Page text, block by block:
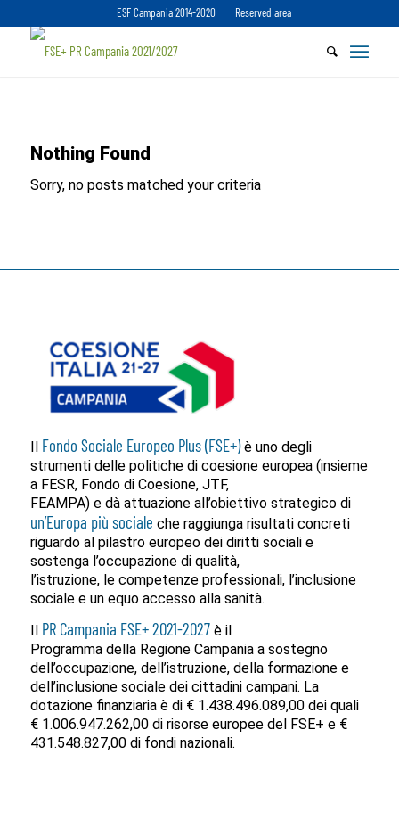
ESF Campania 2014-2020 Reserved area
Nothing Found
Sorry, no posts matched your criteria
Il Fondo Sociale Europeo Plus (FSE+)è uno degli
strumenti delle politiche di coesione europea (insieme
a FESR, Fondo di Coesione, JTF,
FEAMPA) e dà attuazione all’obiettivo strategico di
un’Europa più sociale che raggiunga risultati concreti
riguardo al pilastro europeo dei diritti sociali e
sostenga l’occupazione di qualità,
l’istruzione, le competenze professionali, l’inclusione
sociale e un equo accesso alla sanità.
PR Campania FSE+ 2021-2027è il
Programma della Regione Campania a sostegno
dell’occupazione, dell’istruzione, della formazione e
dell’inclusione sociale dei cittadini campani. La
dotazione finanziaria è di € 1.438.496.089,00 dei quali
€ 1.006.947.262,00 di risorse europee del FSE+ e €
431.548.827,00 di fondi nazionali.